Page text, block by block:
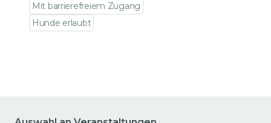
Mit barrierefreiem Zugang
Hunde erlaubt